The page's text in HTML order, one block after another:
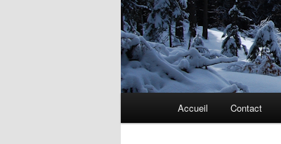
Accueil Contact